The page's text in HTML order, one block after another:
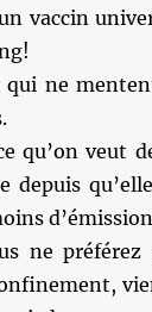
vaccin
qui ne
qu’on veut
depuis
ne préférez